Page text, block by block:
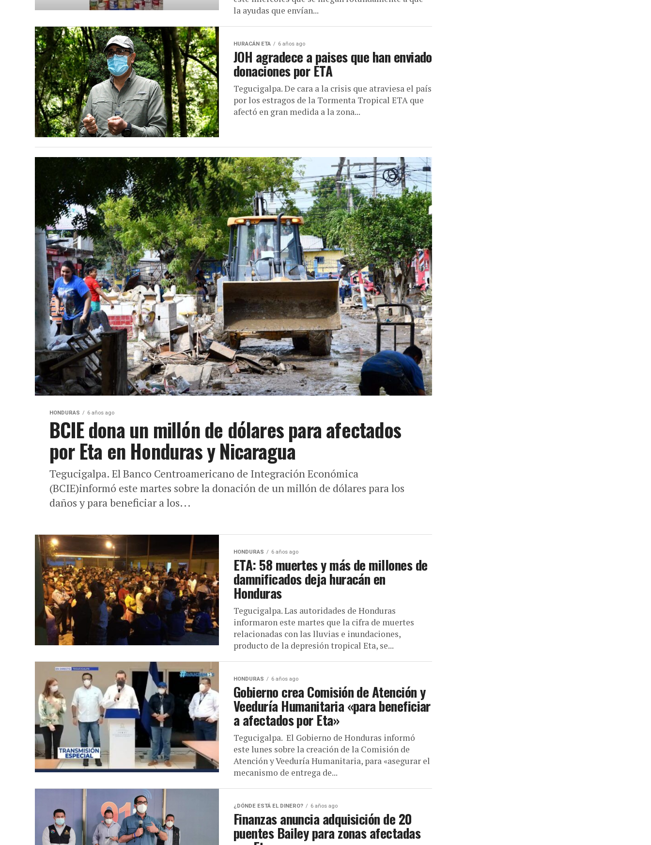
la ayudas que envían...
HURACÁN ETA 6 años ago
JOH agradece a paises que han enviado
donaciones por ETA
Tegucigalpa. De cara a la crisis que atraviesa el país
por los estragos de la Tormenta Tropical ETA que
afectó en gran medida a la zona...
HONDURAS 6 años ago
BCIE dona un millón de dólares para afectados
por Eta en Honduras y Nicaragua
Tegucigalpa. El Banco Centroamericano de Integración Económica
(BCIE)informó este martes sobre la donación de un millón de dólares para los
daños y para beneficiar a los...
HONDURAS 6 años ago
ETA: 58 muertes y más de millones de
damnificados deja huracán en
Honduras
Tegucigalpa. Las autoridades de Honduras
informaron este martes que la cifra de muertes
relacionadas con las lluvias e inundaciones,
producto de la depresión tropical Eta, se...
HONDURAS 6 años ago
Gobierno crea Comisión de Atención y
Veeduría Humanitaria «para beneficiar
a afectados por Eta»
Tegucigalpa. El Gobierno de Honduras informó
este lunes sobre la creación de la Comisión de
Atención y Veeduría Humanitaria, para «asegurar el
mecanismo de entrega de...
¿DÓNDE ESTÁ EL DINERO? 6 años ago
Finanzas anuncia adquisición de 20
puentes Bailey para zonas afectadas